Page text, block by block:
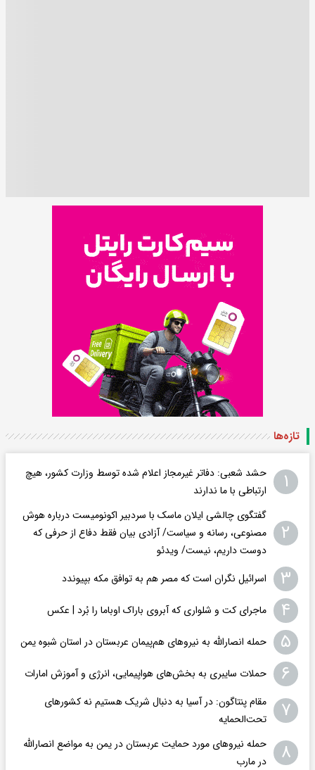
تازه‌ها
۱
حشد شعبی: دفاتر غیرمجاز اعلام شده توسط وزارت کشور، هیچ
ارتباطی با ما ندارند
۲
گفتگوی چالشی ایلان ماسک با سردبیر اکونومیست درباره هوش
مصنوعی، رسانه و سیاست/ آزادی بیان فقط دفاع از حرفی که
دوست داریم، نیست/ ویدئو
۳ اسرائیل نگران است که مصر هم به توافق مکه بپیوندد
۴ ماجرای کت و شلواری که آبروی باراک اوباما را بُرد | عکس
۵ حمله انصارالله به نیروهای هم‌پیمان عربستان در استان شبوه یمن
۶ حملات سایبری به بخش‌های هواپیمایی، انرژی و آموزش امارات
۷
مقام پنتاگون: در آسیا به دنبال شریک هستیم نه کشورهای
تحت‌الحمایه
۸
حمله نیروهای مورد حمایت عربستان در یمن به مواضع انصارالله
در مارب